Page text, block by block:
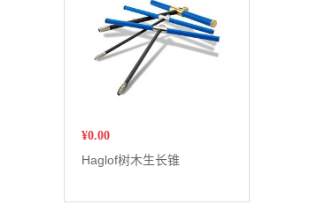
¥0.00
Haglof树木生长锥